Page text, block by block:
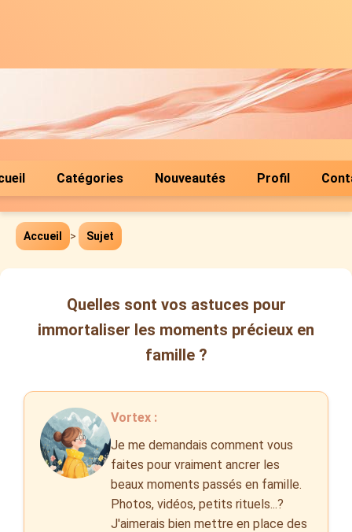
Catégories Nouveautés Profil
Accueil > Sujet
Quelles sont vos astuces pour
immortaliser les moments précieux en
famille ?
Vortex :
Je me demandais comment vous
faites pour vraiment ancrer les
beaux moments passés en famille.
Photos, vidéos, petits rituels...?
J'aimerais bien mettre en place des